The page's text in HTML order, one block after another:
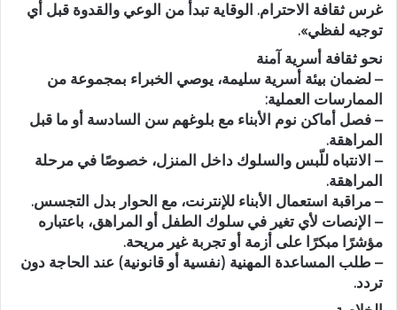
غرس ثقافة الاحترام. الوقاية تبدأ من الوعي والقدوة قبل أي
توجيه لفظي».
نحو ثقافة أسرية آمنة
– لضمان بيئة أسرية سليمة، يوصي الخبراء بمجموعة من
الممارسات العملية:
– فصل أماكن نوم الأبناء مع بلوغهم سن السادسة أو ما قبل
المراهقة.
– الانتباه للّبس والسلوك داخل المنزل، خصوصًا في مرحلة
المراهقة.
– مراقبة استعمال الأبناء للإنترنت، مع الحوار بدل التجسس.
– الإنصات لأي تغير في سلوك الطفل أو المراهق، باعتباره
مؤشرًا مبكرًا على أزمة أو تجربة غير مريحة.
– طلب المساعدة المهنية (نفسية أو قانونية) عند الحاجة دون
تردد.